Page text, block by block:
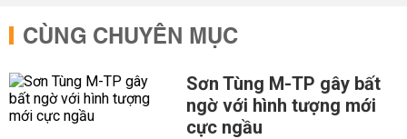
CÙNG CHUYÊN MỤC
Sơn Tùng M-TP gây bất
ngờ với hình tượng mới
cực ngầu